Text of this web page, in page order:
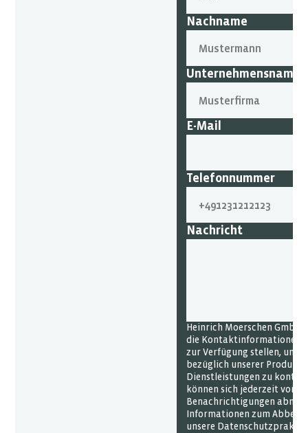
Nachname
Unternehmensname
E-Mail
Telefonnummer
Nachricht
Heinrich Moerschen GmbH
die Kontaktinformationen,
zur Verfügung stellen, um
bezüglich unserer Produkte
Dienstleistungen zu
können sich jederzeit von
Benachrichtigungen
Informationen zum
unsere